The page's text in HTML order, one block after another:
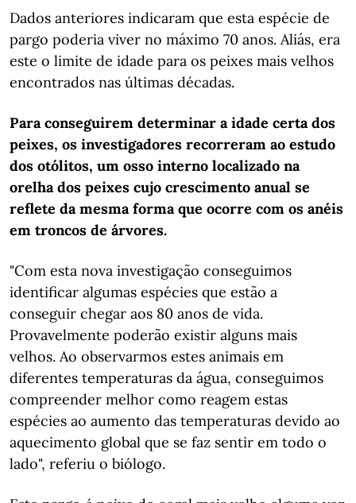
Dados anteriores indicaram que esta espécie de
pargo poderia viver no máximo 70 anos. Aliás, era
este o limite de idade para os peixes mais velhos
encontrados nas últimas décadas.
Para conseguirem determinar a idade certa dos
peixes, os investigadores recorreram ao estudo
dos otólitos, um osso interno localizado na
orelha dos peixes cujo crescimento anual se
reflete da mesma forma que ocorre com os anéis
em troncos de árvores.
"Com esta nova investigação conseguimos
identificar algumas espécies que estão a
conseguir chegar aos 80 anos de vida.
Provavelmente poderão existir alguns mais
velhos. Ao observarmos estes animais em
diferentes temperaturas da água, conseguimos
compreender melhor como reagem estas
espécies ao aumento das temperaturas devido ao
aquecimento global que se faz sentir em todo o
lado", referiu o biólogo.